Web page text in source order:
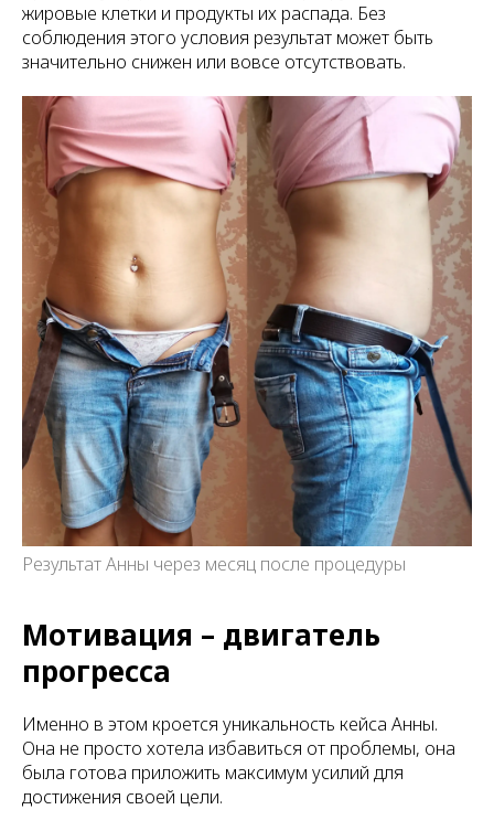
жировые клетки и продукты их распада. Без
соблюдения этого условия результат может быть
значительно снижен или вовсе отсутствовать.
Результат Анны через месяц после процедуры
Мотивация – двигатель
прогресса
Именно в этом кроется уникальность кейса Анны.
Она не просто хотела избавиться от проблемы, она
была готова приложить максимум усилий для
достижения своей цели.